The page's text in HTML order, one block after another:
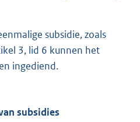
subsidie, zoals
3, lid 6 kunnen het
ingediend.
subsidies